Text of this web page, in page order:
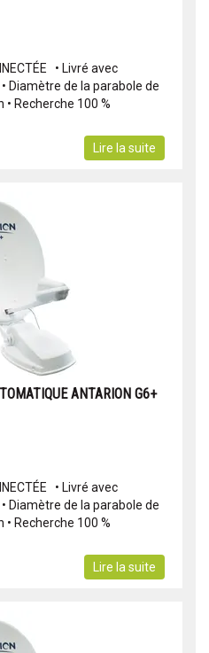
• Livré avec
Diamètre de la parabole de
Recherche 100 %
Lire la suite
ANTARION G6+
• Livré avec
Diamètre de la parabole de
Recherche 100 %
Lire la suite